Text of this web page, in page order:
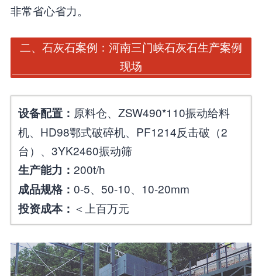
非常省心省力。
二、石灰石案例：河南三门峡石灰石生产案例
现场
设备配置： 原料仓、ZSW490*110振动给料
机、HD98鄂式破碎机、PF1214反击破（2
台）、3YK2460振动筛
生产能力： 200t/h
成品规格： 0-5、50-10、10-20mm
投资成本： ＜上百万元